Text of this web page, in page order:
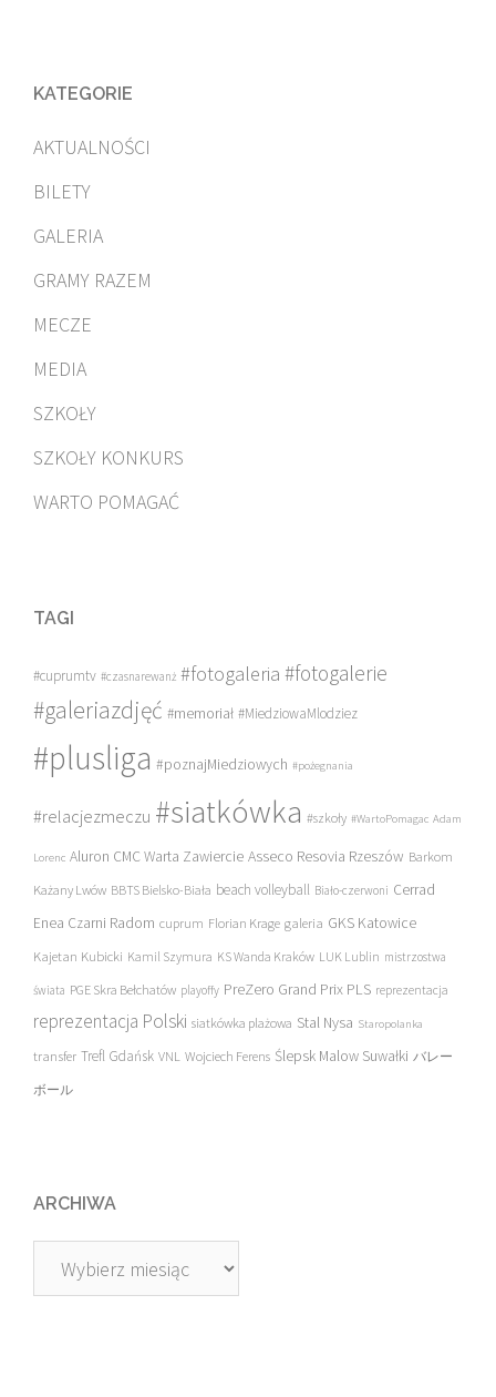
KATEGORIE
AKTUALNOŚCI
BILETY
GALERIA
GRAMY RAZEM
MECZE
MEDIA
SZKOŁY
SZKOŁY KONKURS
WARTO POMAGAĆ
TAGI
#cuprumtv #czasnarewanż #fotogaleria #fotogalerie
#galeriazdjęć #memoriał #MiedziowaMlodziez
#plusliga #poznajMiedziowych #pożegnania
#relacjezmeczu #siatkówka #szkoły #WartoPomagac Adam
Lorenc Aluron CMC Warta Zawiercie Asseco Resovia Rzeszów Barkom
Każany Lwów BBTS Bielsko-Biała beach volleyball Biało-czerwoni Cerrad
Enea Czarni Radom cuprum Florian Krage galeria GKS Katowice
Kajetan Kubicki Kamil Szymura KS Wanda Kraków LUK Lublin mistrzostwa
świata PGE Skra Bełchatów playoffy PreZero Grand Prix PLS reprezentacja
reprezentacja Polski siatkówka plażowa Stal Nysa Staropolanka
transfer Trefl Gdańsk VNL Wojciech Ferens Ślepsk Malow Suwałki バレー
ボール
ARCHIWA
Archiwa